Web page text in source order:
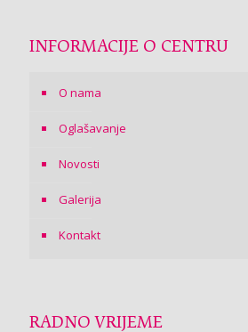
INFORMACIJE O CENTRU
O nama
Oglašavanje
Novosti
Galerija
Kontakt
RADNO VRIJEME